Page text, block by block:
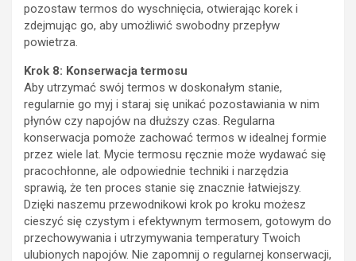
pozostaw termos do wyschnięcia, otwierając korek i
zdejmując go, aby umożliwić swobodny przepływ
powietrza.
Krok 8: Konserwacja termosu
Aby utrzymać swój termos w doskonałym stanie,
regularnie go myj i staraj się unikać pozostawiania w nim
płynów czy napojów na dłuższy czas. Regularna
konserwacja pomoże zachować termos w idealnej formie
przez wiele lat. Mycie termosu ręcznie może wydawać się
pracochłonne, ale odpowiednie techniki i narzędzia
sprawią, że ten proces stanie się znacznie łatwiejszy.
Dzięki naszemu przewodnikowi krok po kroku możesz
cieszyć się czystym i efektywnym termosem, gotowym do
przechowywania i utrzymywania temperatury Twoich
ulubionych napojów. Nie zapomnij o regularnej konserwacji,